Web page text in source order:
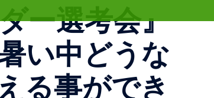
ー選考会』
い中どうな
る事ができ